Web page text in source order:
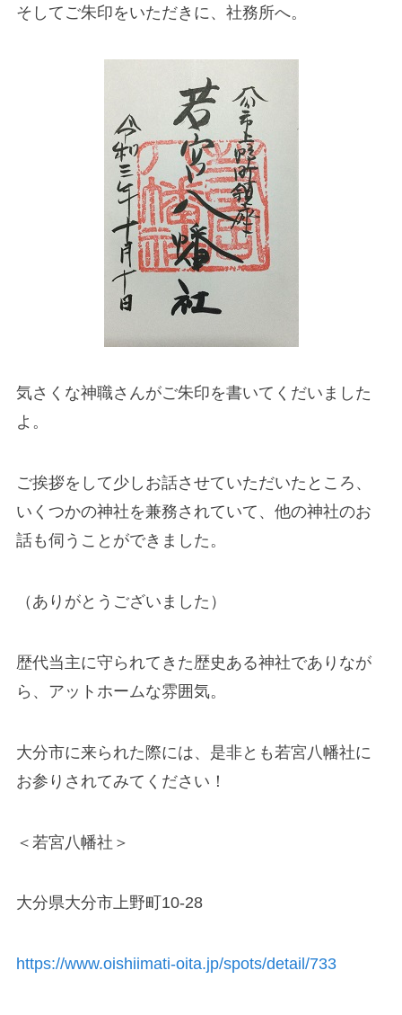
そしてご朱印をいただきに、社務所へ。
気さくな神職さんがご朱印を書いてくだいました
よ。
ご挨拶をして少しお話させていただいたところ、
いくつかの神社を兼務されていて、他の神社のお
話も伺うことができました。
（ありがとうございました）
歴代当主に守られてきた歴史ある神社でありなが
ら、アットホームな雰囲気。
大分市に来られた際には、是非とも若宮八幡社に
お参りされてみてください！
＜若宮八幡社＞
大分県大分市上野町10-28
https://www.oishiimati-oita.jp/spots/detail/733